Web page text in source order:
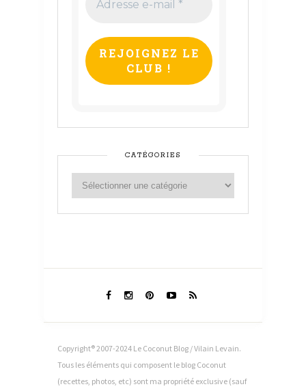
e-
*
CATÉGORIES
Copyright® 2007-2024 Le Coconut Blog / Vilain Levain.
Tous les éléments qui composent le blog Coconut
(recettes, photos, etc) sont ma propriété exclusive (sauf